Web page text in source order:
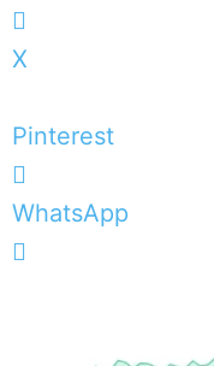
X
Pinterest
WhatsApp